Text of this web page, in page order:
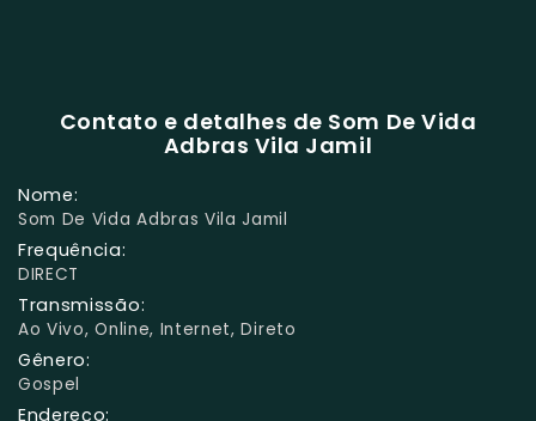
Contato e detalhes de Som De Vida
Adbras Vila Jamil
Nome:
Som De Vida Adbras Vila Jamil
Frequência:
DIRECT
Transmissão:
Ao Vivo, Online, Internet, Direto
Gênero:
Gospel
Endereço: